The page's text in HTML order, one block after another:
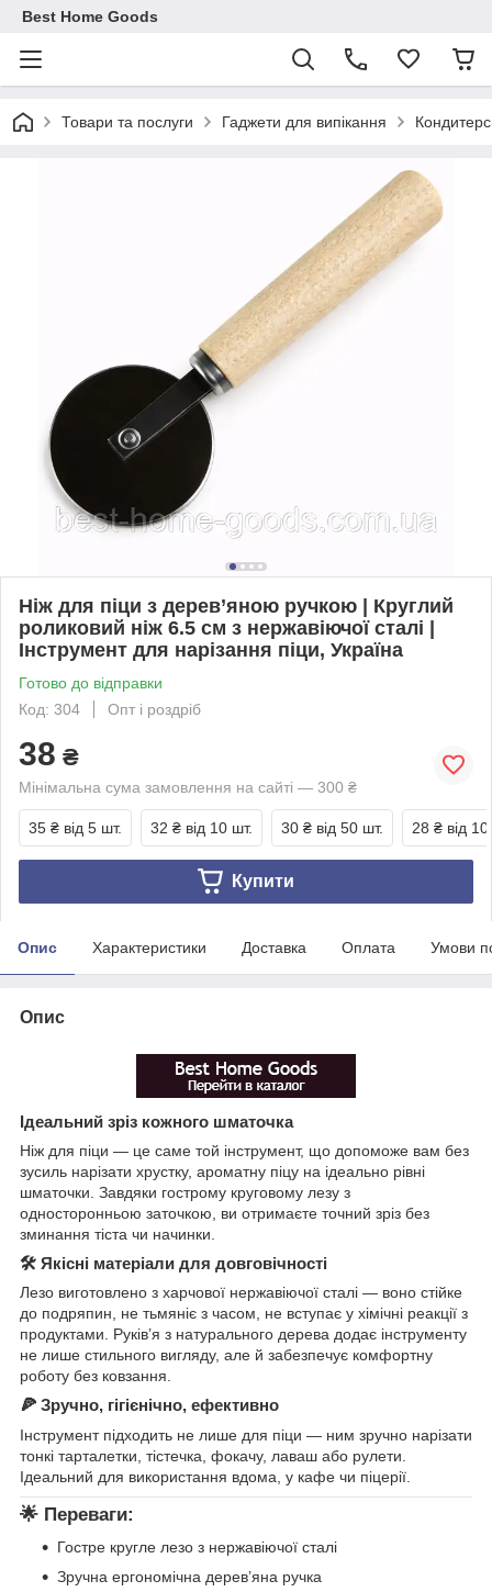
Best Home Goods
Товари та послуги Гаджети для випікання
Ніж для піци з дерев’яною ручкою | Круглий
роликовий ніж 6.5 см з нержавіючої сталі |
Інструмент для нарізання піци, Україна
Готово до відправки
Код: 304
Опт і роздріб
38 ₴
Мінімальна сума замовлення на сайті — 300 ₴
35 ₴ від 5 шт. 32 ₴ від 10 шт. 30 ₴ від 50 шт. 28 ₴ від
Купити
Опис Характеристики Доставка Оплата Умови
Опис
Ідеальний зріз кожного шматочка
Ніж для піци — це саме той інструмент, що допоможе вам без
зусиль нарізати хрустку, ароматну піцу на ідеально рівні
шматочки. Завдяки гострому круговому лезу з
односторонньою заточкою, ви отримаєте точний зріз без
зминання тіста чи начинки.
🛠 Якісні матеріали для довговічності
Лезо виготовлено з харчової нержавіючої сталі — воно стійке
до подряпин, не тьмяніє з часом, не вступає у хімічні реакції з
продуктами. Руків’я з натурального дерева додає інструменту
не лише стильного вигляду, але й забезпечує комфортну
роботу без ковзання.
🍕 Зручно, гігієнічно, ефективно
Інструмент підходить не лише для піци — ним зручно нарізати
тонкі тарталетки, тістечка, фокачу, лаваш або рулети.
Ідеальний для використання вдома, у кафе чи піцерії.
🌟 Переваги:
Гостре кругле лезо з нержавіючої сталі
Зручна ергономічна дерев’яна ручка